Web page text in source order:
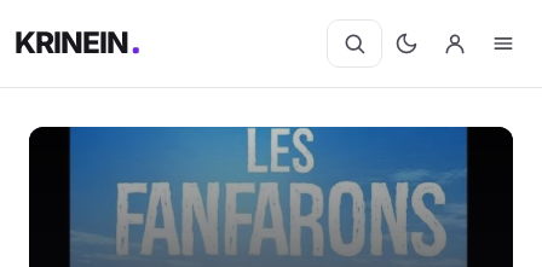
KRINEIN